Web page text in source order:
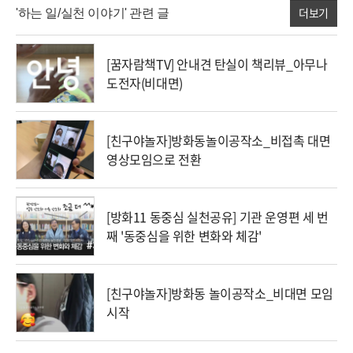
'하는 일/실천 이야기' 관련 글 더보기
[꿈자람책TV] 안내견 탄실이 책리뷰_아무나
도전자(비대면)
[친구야놀자]방화동놀이공작소_비접촉 대면
영상모임으로 전환
[방화11 동중심 실천공유] 기관 운영편 세 번
째 '동중심을 위한 변화와 체감'
[친구야놀자]방화동 놀이공작소_비대면 모임
시작